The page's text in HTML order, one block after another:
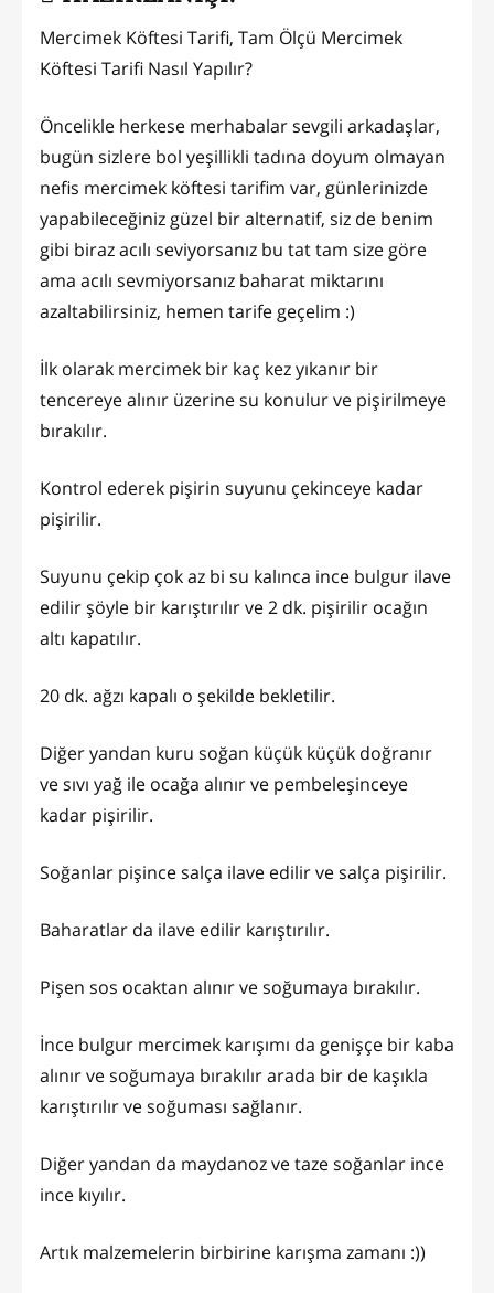
Mercimek Köftesi Tarifi, Tam Ölçü Mercimek
Köftesi Tarifi Nasıl Yapılır?
Öncelikle herkese merhabalar sevgili arkadaşlar,
bugün sizlere bol yeşillikli tadına doyum olmayan
nefis mercimek köftesi tarifim var, günlerinizde
yapabileceğiniz güzel bir alternatif, siz de benim
gibi biraz acılı seviyorsanız bu tat tam size göre
ama acılı sevmiyorsanız baharat miktarını
azaltabilirsiniz, hemen tarife geçelim :)
İlk olarak mercimek bir kaç kez yıkanır bir
tencereye alınır üzerine su konulur ve pişirilmeye
bırakılır.
Kontrol ederek pişirin suyunu çekinceye kadar
pişirilir.
Suyunu çekip çok az bi su kalınca ince bulgur ilave
edilir şöyle bir karıştırılır ve 2 dk. pişirilir ocağın
altı kapatılır.
20 dk. ağzı kapalı o şekilde bekletilir.
Diğer yandan kuru soğan küçük küçük doğranır
ve sıvı yağ ile ocağa alınır ve pembeleşinceye
kadar pişirilir.
Soğanlar pişince salça ilave edilir ve salça pişirilir.
Baharatlar da ilave edilir karıştırılır.
Pişen sos ocaktan alınır ve soğumaya bırakılır.
İnce bulgur mercimek karışımı da genişçe bir kaba
alınır ve soğumaya bırakılır arada bir de kaşıkla
karıştırılır ve soğuması sağlanır.
Diğer yandan da maydanoz ve taze soğanlar ince
ince kıyılır.
Artık malzemelerin birbirine karışma zamanı :))